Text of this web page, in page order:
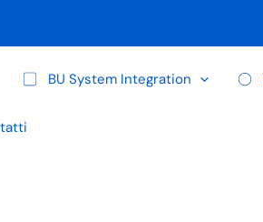
BU System Integration